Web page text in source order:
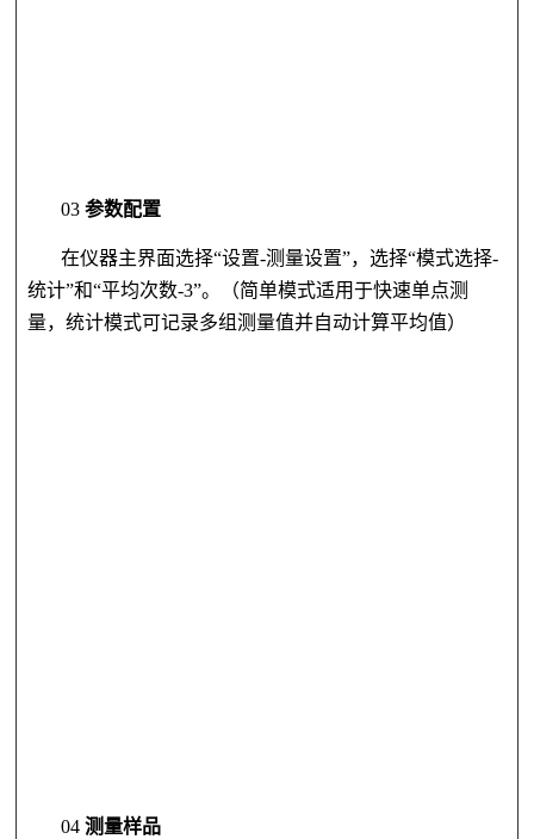
03参数配置
在仪器主界面选择“设置-测量设置”，选择“模式选择-
统计”和“平均次数-3”。（简单模式适用于快速单点测
量，统计模式可记录多组测量值并自动计算平均值）
04测量样品